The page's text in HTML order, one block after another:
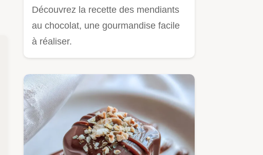
Découvrez la recette des mendiants
au chocolat, une gourmandise facile
à réaliser.